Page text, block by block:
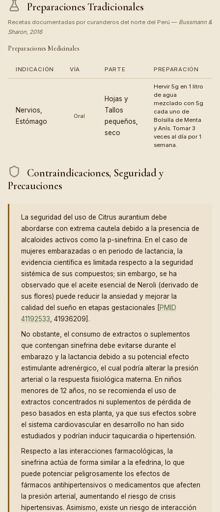
Preparaciones Tradicionales
Recetas documentadas por curanderos del norte del Perú — Bussmann &
Sharon, 2016
Preparaciones Medicinales
INDICACIÓN VÍA PARTE PREPARACIÓN
Nervios,
Estómago
Oral
Hojas y
Tallos
pequeños,
seco
Hervir 5g en 1 litro
de agua
mezclado con 5g
cada uno de
Bolsilla de Menta
y Anís. Tomar 3
veces al día por 1
semana.
Contraindicaciones, Seguridad y
Precauciones
La seguridad del uso de Citrus aurantium debe
abordarse con extrema cautela debido a la presencia de
alcaloides activos como la p-sinefrina. En el caso de
mujeres embarazadas o en periodo de lactancia, la
evidencia científica es limitada respecto a la seguridad
sistémica de sus compuestos; sin embargo, se ha
observado que el aceite esencial de Neroli (derivado de
sus flores) puede reducir la ansiedad y mejorar la
calidad del sueño en etapas gestacionales [PMID
41192533 , 41936209].
No obstante, el consumo de extractos o suplementos
que contengan sinefrina debe evitarse durante el
embarazo y la lactancia debido a su potencial efecto
estimulante adrenérgico, el cual podría alterar la presión
arterial o la respuesta fisiológica materna. En niños
menores de 12 años, no se recomienda el uso de
extractos concentrados ni suplementos de pérdida de
peso basados en esta planta, ya que sus efectos sobre
el sistema cardiovascular en desarrollo no han sido
estudiados y podrían inducir taquicardia o hipertensión.
Respecto a las interacciones farmacológicas, la
sinefrina actúa de forma similar a la efedrina, lo que
puede potenciar peligrosamente los efectos de
fármacos antihipertensivos o medicamentos que afecten
la presión arterial, aumentando el riesgo de crisis
hipertensivas. Asimismo, existe un riesgo de interacción